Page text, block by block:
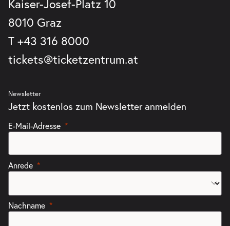
Kaiser-Josef-Platz 10
8010 Graz
T +43 316 8000
tickets@ticketzentrum.at
Newsletter
Jetzt kostenlos zum Newsletter anmelden
E-Mail-Adresse
Anrede
Nachname